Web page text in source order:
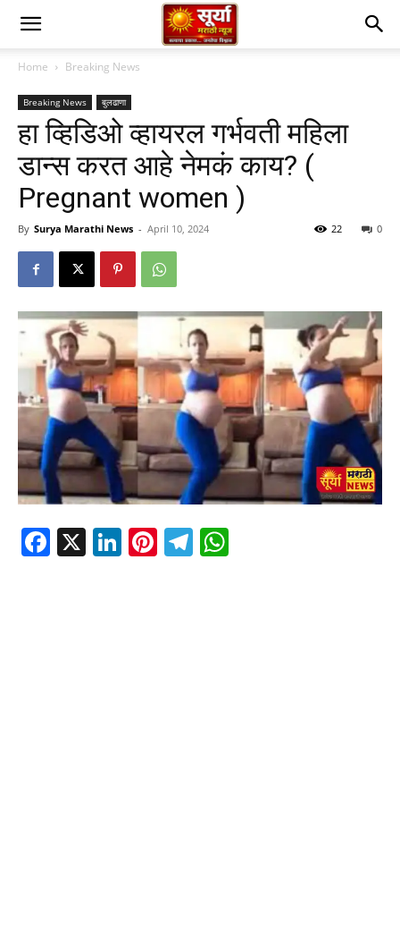
Home Breaking News
Breaking News बुलढाणा
हा व्हिडिओ व्हायरल गर्भवती महिला
डान्स करत आहे नेमकं काय? (
Pregnant women )
By Surya Marathi News - April 10, 2024 0
22
Facebook
X LinkedIn
Pinterest
Telegram